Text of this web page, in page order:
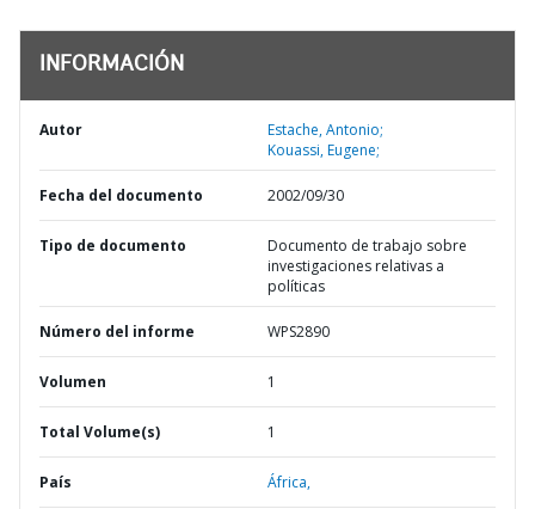
INFORMACIÓN
Autor
Estache, Antonio;
Kouassi, Eugene;
Fecha del documento 2002/09/30
Tipo de documento
Documento de trabajo sobre
investigaciones relativas a
políticas
Número del informe WPS2890
Volumen 1
Total Volume(s) 1
País África,